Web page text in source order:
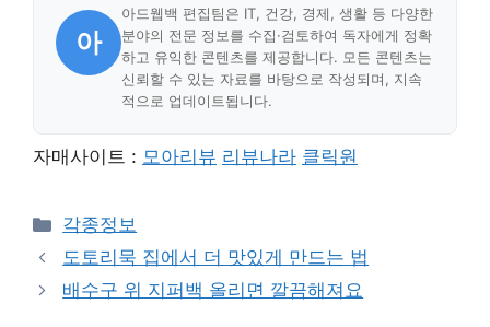
아
아드웹백 편집팀은 IT, 건강, 경제, 생활 등 다양한
분야의 전문 정보를 수집·검토하여 독자에게 정확
하고 유익한 콘텐츠를 제공합니다. 모든 콘텐츠는
신뢰할 수 있는 자료를 바탕으로 작성되며, 지속
적으로 업데이트됩니다.
자매사이트 : 모아리뷰 리뷰나라 클릭원
Categories
각종정보
도토리묵 집에서 더 맛있게 만드는 법
배수구 위 지퍼백 올리면 깔끔해져요